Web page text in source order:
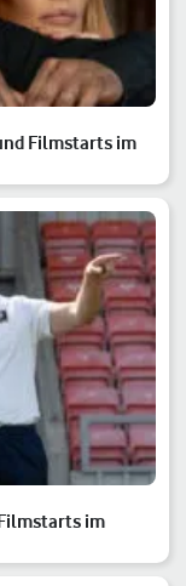
Filmstarts im
im